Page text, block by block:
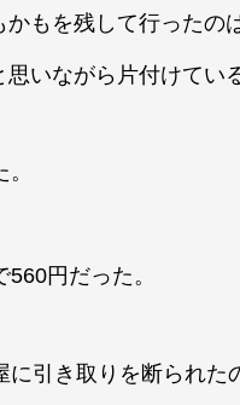
もを残して行ったのは
いながら片付けている
円だった。
引き取りを断られた